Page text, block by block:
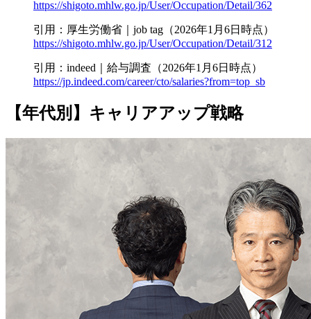
https://shigoto.mhlw.go.jp/User/Occupation/Detail/362
引用：厚生労働省｜job tag（2026年1月6日時点）
https://shigoto.mhlw.go.jp/User/Occupation/Detail/312
引用：indeed｜給与調査（2026年1月6日時点）
https://jp.indeed.com/career/cto/salaries?from=top_sb
【年代別】キャリアアップ戦略